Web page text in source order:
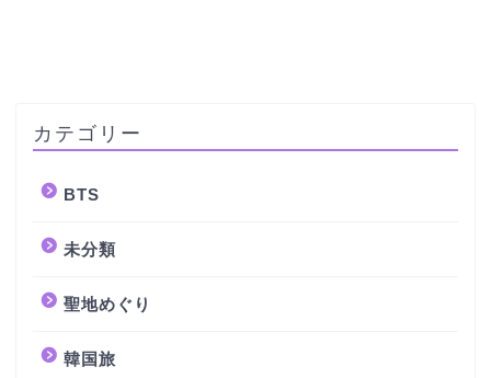
カテゴリー
BTS
未分類
聖地めぐり
韓国旅